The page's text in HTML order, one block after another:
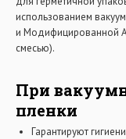
использованием
и Модифицированной
смесью).
При
пленки
Гарантируют